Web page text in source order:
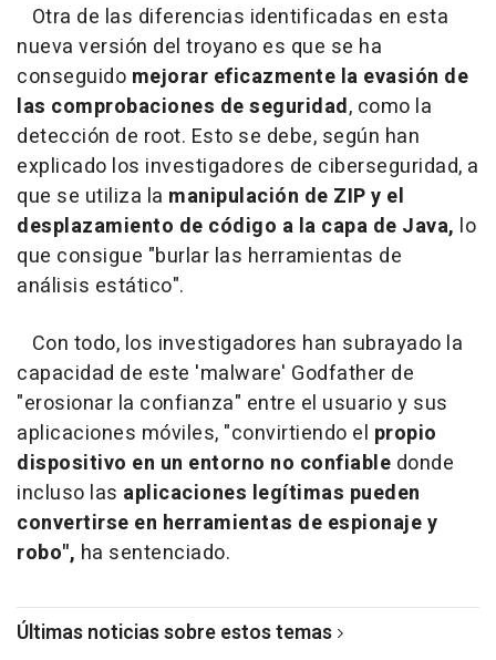
Otra de las diferencias identificadas en esta
nueva versión del troyano es que se ha
conseguido mejorar eficazmente la evasión de
las comprobaciones de seguridad, como la
detección de root. Esto se debe, según han
explicado los investigadores de ciberseguridad, a
que se utiliza la manipulación de ZIP y el
desplazamiento de código a la capa de Java, lo
que consigue "burlar las herramientas de
análisis estático".
Con todo, los investigadores han subrayado la
capacidad de este 'malware' Godfather de
"erosionar la confianza" entre el usuario y sus
aplicaciones móviles, "convirtiendo el propio
dispositivo en un entorno no confiable donde
incluso las aplicaciones legítimas pueden
convertirse en herramientas de espionaje y
robo", ha sentenciado.
Últimas noticias sobre estos temas